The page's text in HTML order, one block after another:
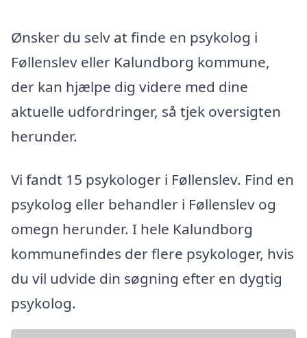
Ønsker du selv at finde en psykolog i
Føllenslev eller Kalundborg kommune,
der kan hjælpe dig videre med dine
aktuelle udfordringer, så tjek oversigten
herunder.
Vi fandt 15 psykologer i Føllenslev. Find en
psykolog eller behandler i Føllenslev og
omegn herunder. I hele Kalundborg
kommunefindes der flere psykologer, hvis
du vil udvide din søgning efter en dygtig
psykolog.